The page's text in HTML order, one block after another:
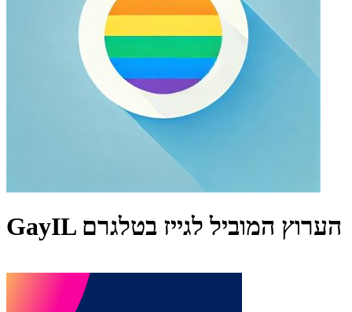
GayIL הערוץ המוביל לגייז בטלגרם